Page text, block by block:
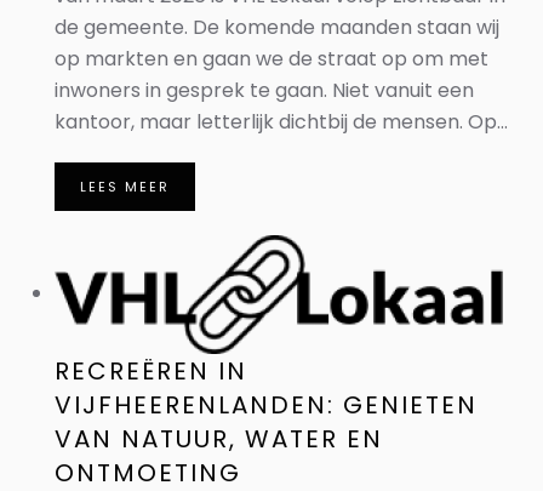
de gemeente. De komende maanden staan wij
op markten en gaan we de straat op om met
inwoners in gesprek te gaan. Niet vanuit een
kantoor, maar letterlijk dichtbij de mensen. Op...
LEES MEER
RECREËREN IN
VIJFHEERENLANDEN: GENIETEN
VAN NATUUR, WATER EN
ONTMOETING